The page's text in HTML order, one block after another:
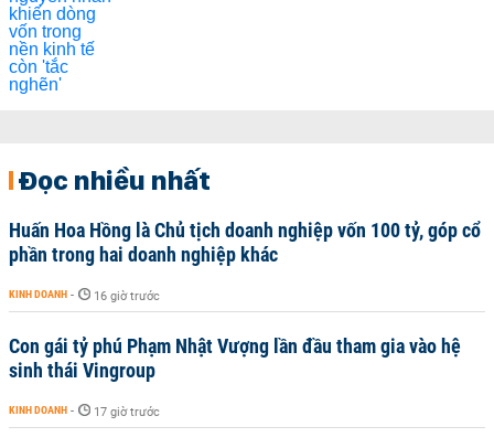
Đọc nhiều nhất
Huấn Hoa Hồng là Chủ tịch doanh nghiệp vốn 100 tỷ, góp cổ
phần trong hai doanh nghiệp khác
KINH DOANH - 16 giờ trước
Con gái tỷ phú Phạm Nhật Vượng lần đầu tham gia vào hệ
sinh thái Vingroup
KINH DOANH - 17 giờ trước